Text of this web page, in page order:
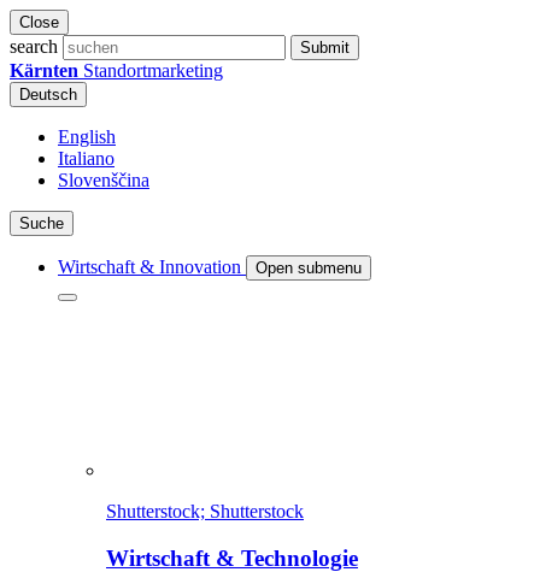
Close
search Submit
Kärnten Standortmarketing
Deutsch
English
Italiano
Slovenščina
Suche
Wirtschaft & Innovation Open submenu
Shutterstock; Shutterstock
Wirtschaft & Technologie